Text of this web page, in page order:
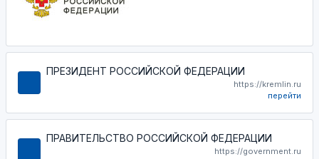
ПРЕЗИДЕНТ РОССИЙСКОЙ ФЕДЕРАЦИИ
https://kremlin.ru
перейти
ПРАВИТЕЛЬСТВО РОССИЙСКОЙ ФЕДЕРАЦИИ
https://government.ru